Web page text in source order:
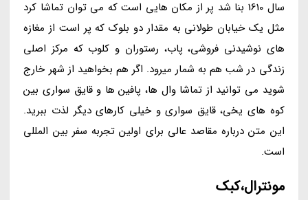
سال 1610 بنا شد پر از مکان هایی است که می توان تماشا کرد
مثل یک خیابان طولانی به مقدار دو بلوک که پر است از مغازه
های نوشیدنی فروشی، پاب، رستوران و کلوب که مرکز اصلی
زندگی در شب هم به شمار میرود. اگر هم بخواهید از شهر خارج
شوید می توانید از تماشا وال ها، پافین ها و قایق سواری بین
کوه های یخی، قایق سواری و خیلی کارهای دیگر لذت ببرید.
این متن درباره مقاصد عالی برای اولین تجربه سفر بین المللی
است.
مونترال،کبک